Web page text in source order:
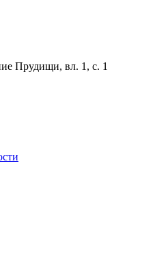
Прудищи, вл. 1, с. 1